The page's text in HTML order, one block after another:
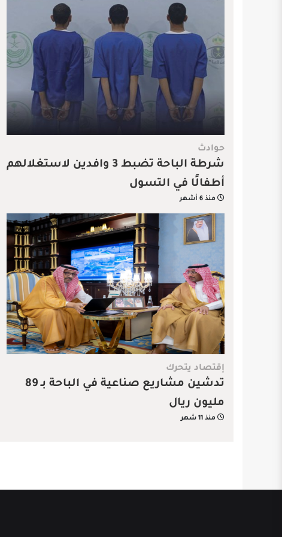
حوادث
شرطة الباحة تضبط 3 وافدين لاستغلالهم
أطفالًا في التسول
منذ 6 أشهر
إقتصاد يتحرك
تدشين مشاريع صناعية في الباحة بـ 89
مليون ريال
منذ 11 شهر